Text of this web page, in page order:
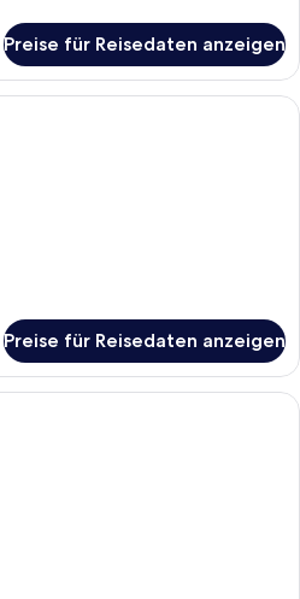
Preise für Reisedaten anzeigen
Ein Hotelzimmer mit einem großen
Preise für Reisedaten anzeigen